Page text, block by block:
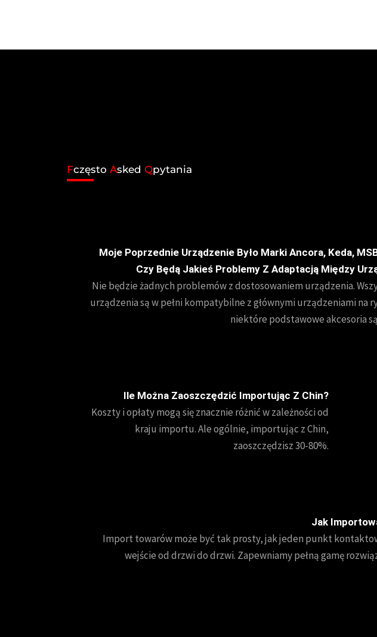
Fczęsto Asked Qpytania
Moje Poprzednie Urządzenie Było Marki Ancora, Keda,
Czy Będą Jakieś Problemy Z Adaptacją Między
Nie będzie żadnych problemów z dostosowaniem urządzenia.
urządzenia są w pełni kompatybilne z głównymi urządzeniami na
niektóre podstawowe akcesoria
Ile Można Zaoszczędzić Importując Z Chin?
Koszty i opłaty mogą się znacznie różnić w zależności od
kraju importu. Ale ogólnie, importując z Chin,
zaoszczędzisz 30-80%.
Jak
Import towarów może być tak prosty, jak jeden punkt
wejście od drzwi do drzwi. Zapewniamy pełną gamę